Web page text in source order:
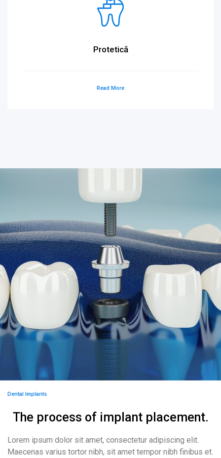
Protetică
Read More
Dental Implants
The process of implant placement.
Lorem ipsum dolor sit amet, consectetur adipiscing elit.
Maecenas varius tortor nibh, sit amet tempor nibh finibus et.